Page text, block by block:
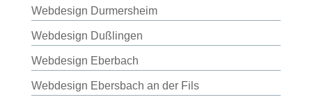
Webdesign Durmersheim
Webdesign Dußlingen
Webdesign Eberbach
Webdesign Ebersbach an der Fils